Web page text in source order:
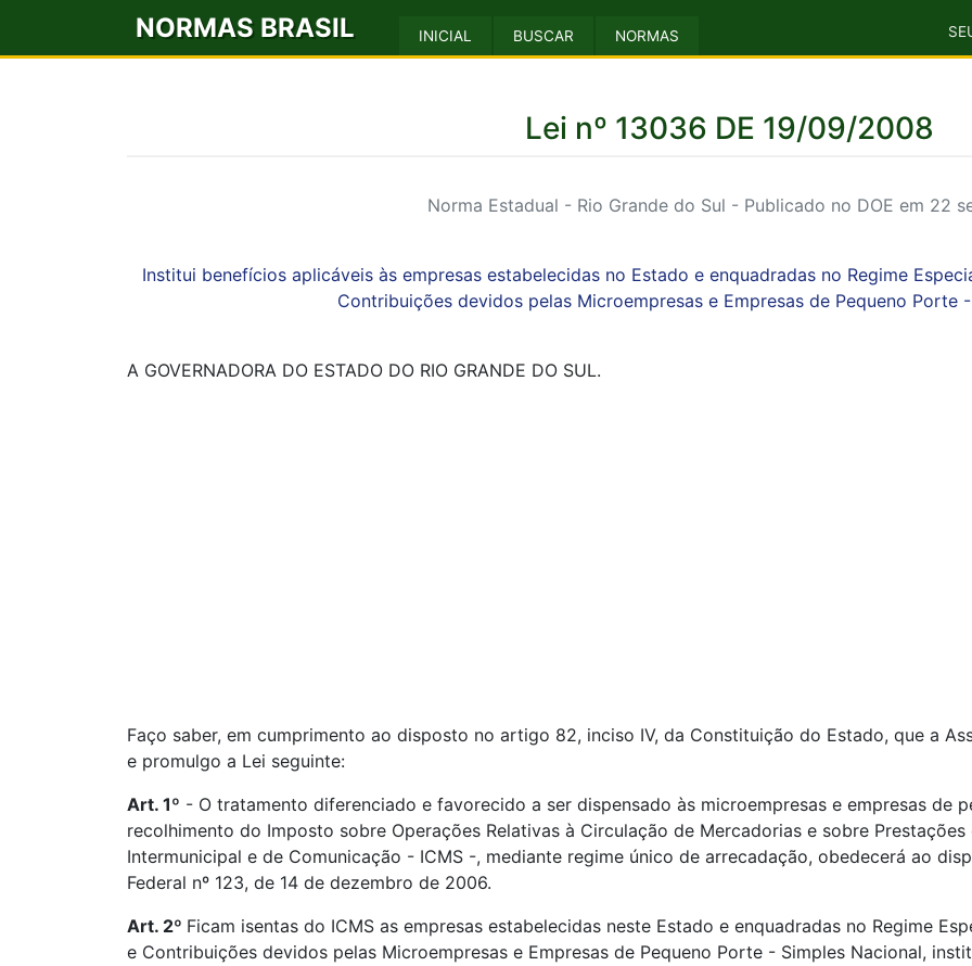
NORMAS BRASIL INICIAL BUSCAR NORMAS
Lei nº 13036 DE 19/09/2008
Norma Estadual - Rio Grande do Sul - Publicado no DOE em 22
Institui benefícios aplicáveis às empresas estabelecidas no Estado e enquadradas no Regime
Contribuições devidos pelas Microempresas e Empresas de Pequeno Porte
A GOVERNADORA DO ESTADO DO RIO GRANDE DO SUL.
Faço saber, em cumprimento ao disposto no artigo 82, inciso IV, da Constituição do Estado, que a
e promulgo a Lei seguinte:
Art. 1º - O tratamento diferenciado e favorecido a ser dispensado às microempresas e empresas de
recolhimento do Imposto sobre Operações Relativas à Circulação de Mercadorias e sobre
Intermunicipal e de Comunicação - ICMS -, mediante regime único de arrecadação, obedecerá ao
Federal nº 123, de 14 de dezembro de 2006.
Art. 2º Ficam isentas do ICMS as empresas estabelecidas neste Estado e enquadradas no Regime
e Contribuições devidos pelas Microempresas e Empresas de Pequeno Porte - Simples Nacional,